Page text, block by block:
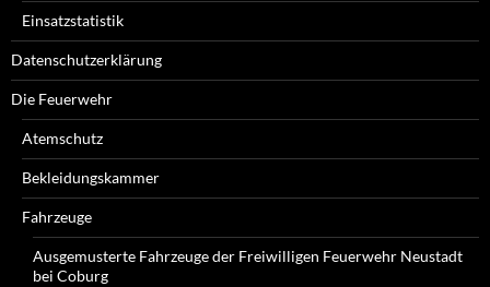
Einsatzstatistik
Datenschutzerklärung
Die Feuerwehr
Atemschutz
Bekleidungskammer
Fahrzeuge
Ausgemusterte Fahrzeuge der Freiwilligen Feuerwehr Neustadt
bei Coburg